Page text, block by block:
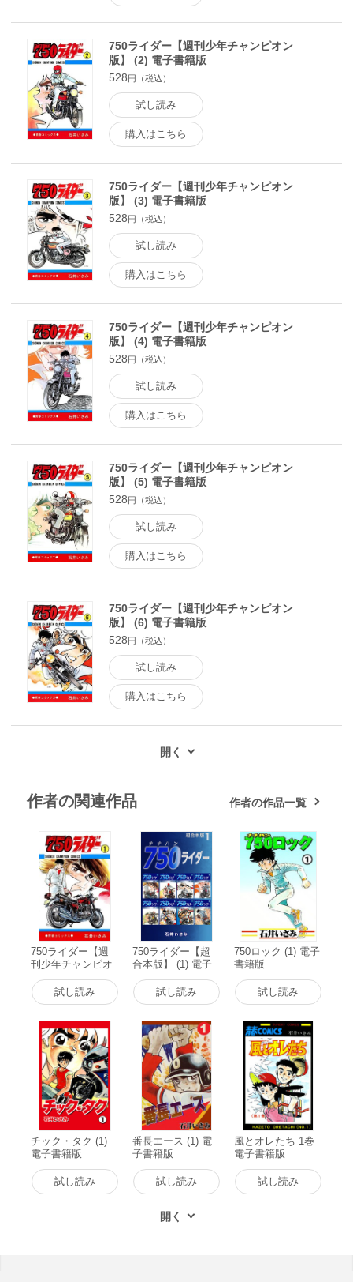
750ライダー【週刊少年チャンピオン
版】 (2) 電子書籍版
528円（税込）
試し読み
購入はこちら
750ライダー【週刊少年チャンピオン
版】 (3) 電子書籍版
528円（税込）
試し読み
購入はこちら
750ライダー【週刊少年チャンピオン
版】 (4) 電子書籍版
528円（税込）
試し読み
購入はこちら
750ライダー【週刊少年チャンピオン
版】 (5) 電子書籍版
528円（税込）
試し読み
購入はこちら
750ライダー【週刊少年チャンピオン
版】 (6) 電子書籍版
528円（税込）
試し読み
購入はこちら
作者の関連作品 作者の作品一覧
750ライダー【週
刊少年チャンピオ
ン版】 (1) 電子書
籍版
試し読み
750ライダー【超
合本版】 (1) 電子
書籍版
試し読み
750ロック (1) 電子
書籍版
試し読み
チック・タク (1)
電子書籍版
試し読み
番長エース (1) 電
子書籍版
試し読み
風とオレたち 1巻
電子書籍版
試し読み